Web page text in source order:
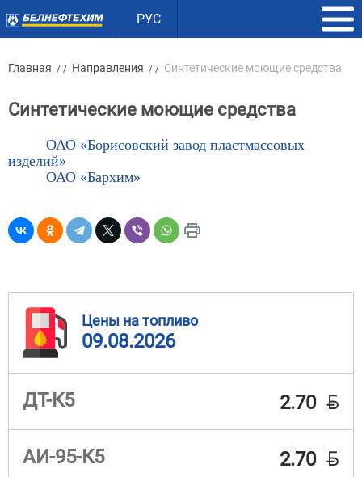
РУС
Главная / / Направления / / Синтетические моющие средства
Синтетические моющие средства
ОАО «Борисовский завод пластмассовых
изделий»
ОАО «Бархим»
Цены на топливо
09.08.2026
ДТ-К5 2.70 BYN
АИ-95-К5 2.70 BYN